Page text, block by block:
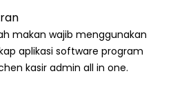
makan wajib menggunakan
aplikasi software program
kasir admin all in one.